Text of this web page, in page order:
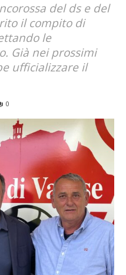
del ds e del
il compito di
le
Già nei prossimi
ufficializzare il
0